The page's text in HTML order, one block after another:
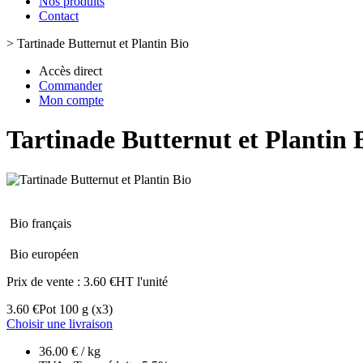
Contact
> Tartinade Butternut et Plantin Bio
Accès direct
Commander
Mon compte
Tartinade Butternut et Plantin
Bio français
Bio européen
Prix de vente : 3.60 €HT l'unité
3.60 €Pot 100 g (x3)
Choisir une livraison
36.00 € / kg